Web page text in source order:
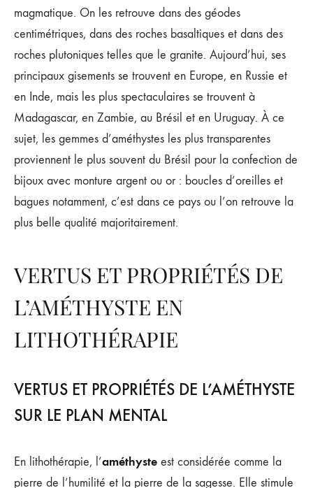
magmatique. On les retrouve dans des géodes
centimétriques, dans des roches basaltiques et dans des
roches plutoniques telles que le granite. Aujourd’hui, ses
principaux gisements se trouvent en Europe, en Russie et
en Inde, mais les plus spectaculaires se trouvent à
Madagascar, en Zambie, au Brésil et en Uruguay. À ce
sujet, les gemmes d’améthystes les plus transparentes
proviennent le plus souvent du Brésil pour la confection de
bijoux avec monture argent ou or : boucles d’oreilles et
bagues notamment, c’est dans ce pays ou l’on retrouve la
plus belle qualité majoritairement.
VERTUS ET PROPRIÉTÉS DE
L’AMÉTHYSTE EN
LITHOTHÉRAPIE
VERTUS ET PROPRIÉTÉS DE L’AMÉTHYSTE
SUR LE PLAN MENTAL
En lithothérapie, l’améthyste est considérée comme la
pierre de l’humilité et la pierre de la sagesse. Elle stimule